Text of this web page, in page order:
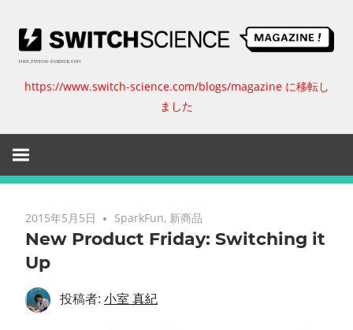
ッ
ス
イ
ッ
チ
サ
https://www.switch-science.com/blogs/magazine に移転し
ました
2015年5月5日 SparkFun, 新商品
New Product Friday: Switching it
Up
投稿者: 小室 真紀